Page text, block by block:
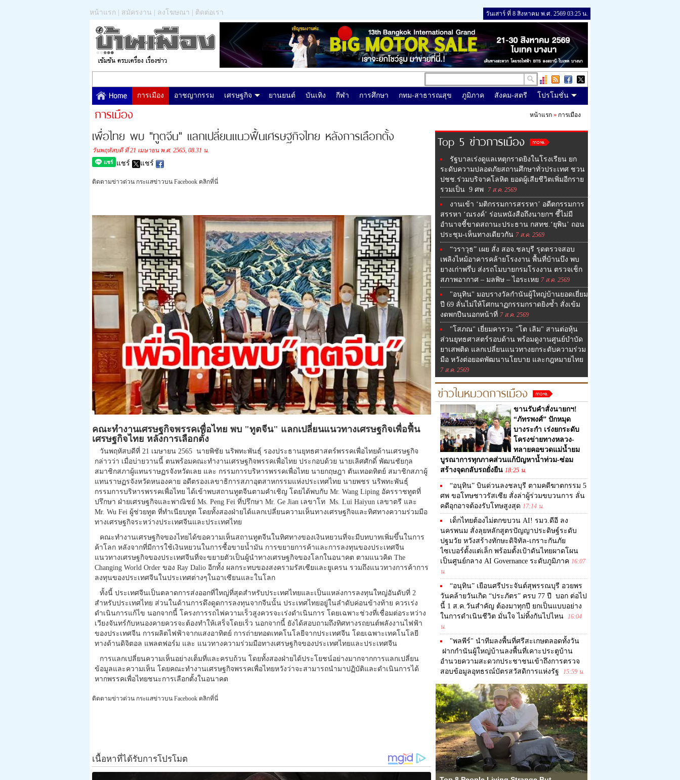
หน้าแรก สมัครงาน ลงโฆษณา ติดต่อเรา วันเสาร์ ที่ 8 สิงหาคม พ.ศ. 2569 03:25 น.
การเมือง อาชญากรรม เศรษฐกิจ ยานยนต์ บันเทิง กีฬา การศึกษา กทม-สาธารณสุข ภูมิภาค สังคม-สตรี โปรโมชั่น
การเมือง
เพื่อไทย พบ "ทูตจีน" แลกเปลี่ยนแนวฟื้นเศรษฐกิจไทย หลังการเลือกตั้ง
วันพฤหัสบดี ที่ 21 เมษายน พ.ศ. 2565, 08.31 น.
แชร์ แชร์
ติดตามข่าวด่วน กระแสข่าวบน Facebook คลิกที่นี่
คณะทำงานเศรษฐกิจพรรคเพื่อไทย พบ "ทูตจีน" แลกเปลี่ยนแนวทางเศรษฐกิจเพื่อฟื้น
เศรษฐกิจไทย หลังการเลือกตั้ง
วันพฤหัสบดีที่ 21 เมษายน 2565 นายพิชัย นริพทะพันธุ์ รองประธานยุทธศาสตร์พรรคเพื่อไทยด้านเศรษฐกิจ
กล่าวว่า เมื่อบ่ายวานนี้ ตนพร้อมคณะทำงานเศรษฐกิจพรรคเพื่อไทย ประกอบด้วย นายเลิศศักดิ์ พัฒนชัยกุล
สมาชิกสภาผู้แทนราษฏรจังหวัดเลย และ กรรมการบริหารพรรคเพื่อไทย นายกฤษฎา ตันเทอดทิตย์ สมาชิกสภาผู้
แทนราษฏรจังหวัดหนองคาย อดีตรองเลขาธิการสภาอุตสาหกรรมแห่งประเทศไทย นายพชร นริพทะพันธุ์
กรรมการบริหารพรรคเพื่อไทย ได้เข้าพบสถานทูตจีนตามคำเชิญ โดยได้พบกับ Mr. Wang Liping อัครราชทูตที่
ปรึกษา ฝ่ายเศรษฐกิจและพาณิชย์ Ms. Peng Fei ที่ปรึกษา Mr. Ge Jian เลขาโท Ms. Lui Haiyun เลขาตรี และ
Mr. Wu Fei ผู้ช่วยทูต ที่ทำเนียบทูต โดยทั้งสองฝ่ายได้แลกเปลี่ยนความเห็นทางเศรษฐกิจและทิศทางความร่วมมือ
ทางเศรษฐกิจระหว่างประเทศจีนและประเทศไทย
คณะทำงานเศรษฐกิจของไทยได้ขอความเห็นสถานทูตจีนในทิศทางของเงินหยวนที่จะมีบทบาทเพิ่มขึ้นในการ
ค้าโลก หลังจากที่มีการใช้เงินหยวนในการซื้อขายน้ำมัน การขยายการค้าและการลงทุนของประเทศจีน
แนวทางเศรษฐกิจของประเทศจีนที่จะขยายตัวเป็นผู้นำทางเศรษฐกิจของโลกในอนาคต ตามแนวคิด The
Changing World Order ของ Ray Dalio อีกทั้ง ผลกระทบของสงครามรัสเซียและยูเครน รวมถึงแนวทางการค้าการ
ลงทุนของประเทศจีนในประเทศต่างๆในอาเซียนและในโลก
ทั้งนี้ ประเทศจีนเป็นตลาดการส่งออกที่ใหญ่ที่สุดสำหรับประเทศไทยและเป็นแหล่งการลงทุนใหญ่อันดับที่ 2
สำหรับประเทศไทย ส่วนในด้านการดึงดูดการลงทุนจากจีนนั้น ประเทศไทยอยู่ในลำดับค่อนข้างท้าย ควรเร่ง
ดำเนินการแก้ไข นอกจากนี้ โครงการรถไฟความเร็วสูงควรจะเร่งดำเนินการ โดยเฉพาะช่วงที่เชื่อมต่อระหว่าง
เวียงจันทร์กับหนองคายควรจะต้องทำให้เสร็จโดยเร็ว นอกจากนี้ ยังได้สอบถามถึงทิศทางรถยนต์พลังงานไฟฟ้า
ของประเทศจีน การผลิตไฟฟ้าจากแสงอาทิตย์ การถ่ายทอดเทคโนโลยีจากประเทศจีน โดยเฉพาะเทคโนโลยี
ทางด้านดิจิตอล แพลตฟอร์ม และ แนวทางความร่วมมือทางเศรษฐกิจของประเทศไทยและประเทศจีน
การแลกเปลี่ยนความเห็นอย่างเต็มที่และครบถ้วน โดยทั้งสองฝ่ายได้ประโยชน์อย่างมากจากการแลกเปลี่ยน
ข้อมูลและความเห็น โดยคณะทำงานเศรษฐกิจพรรคเพื่อไทยหวังว่าจะสามารถนำมาปฏิบัติและดำเนินการได้
หากพรรคเพื่อไทยชนะการเลือกตั้งในอนาคต
ติดตามข่าวด่วน กระแสข่าวบน Facebook คลิกที่นี่
หน้าแรก » การเมือง
Top 5 ข่าวการเมือง
รัฐบาลเร่งดูแลเหตุกราดยิงในโรงเรียน ยก
ระดับความปลอดภัยสถานศึกษาทั่วประเทศ ชวน
ปชช.ร่วมบริจาคโลหิต ยอดผู้เสียชีวิตเพิ่มอีกราย
รวมเป็น 9 ศพ
7 ส.ค. 2569
งานเข้า ‘มติกรรมการสรรหา’ อดีตกรรมการ
สรรหา ‘ณรงค์’ ร่อนหนังสือถึงนายกฯ ชี้ไม่มี
อำนาจชี้ขาดสถานะประธาน กสทช.‘ยุพิน’ ถอน
ประชุม-เห็นทางเดียวกัน 7 ส.ค. 2569
“วราวุธ” เผย สั่ง สอจ.ชลบุรี รุดตรวจสอบ
เพลิงไหม้อาคารคล้ายโรงงาน พื้นที่บ้านบึง พบ
ยางเก่าพรึ่บ ส่งรถโมบายกรมโรงงาน ตรวจเช็ก
สภาพอากาศ – มลพิษ – ไอระเหย 7 ส.ค. 2569
"อนุทิน" มอบรางวัลกำนันผู้ใหญ่บ้านยอดเยี่ยม
ปี 69 ลั่นไม่ให้โศกนาฏกรรมกราดยิงซ้ำ สั่งเข้ม
งดพกปืนนอกหน้าที่ 7 ส.ค. 2569
"โสภณ" เยี่ยมคารวะ "โต เลิม" สานต่อหุ้น
ส่วนยุทธศาสตร์รอบด้าน พร้อมดูงานศูนย์บำบัด
ยาเสพติด แลกเปลี่ยนแนวทางยกระดับความร่วม
มือ หวังต่อยอดพัฒนานโยบาย และกฎหมายไทย
7 ส.ค. 2569
ข่าวในหมวดการเมือง
ขานรับคำสั่งนายกฯ!
“ภัทรพงศ์” ปักหมุด
บางระกำ เร่งยกระดับ
โครงข่ายทางหลวง-
ทลายคอขวดแม่น้ำยม
บูรณาการทุกภาคส่วนแก้ปัญหาน้ำท่วม-ซ่อม
สร้างจุดกลับรถยั่งยืน 18:25 น.
“อนุทิน” บินด่วนลงชลบุรี ตามคดีฆาตกรรม 5
ศพ ขอโทษชาวรัสเซีย สั่งล่าผู้ร่วมขบวนการ ลั่น
คดีอุกอาจต้องรับโทษสูงสุด 17:14 น.
เด็กไทยต้องไม่ตกขบวน AI! รมว.ดีอี ลง
นครพนม สั่งลุยหลักสูตรปัญญาประดิษฐ์ระดับ
ปฐมวัย หวังสร้างทักษะดิจิทัล-เกราะกันภัย
ไซเบอร์ตั้งแต่เล็ก พร้อมตั้งเป้าดันไทยผาดโผน
เป็นศูนย์กลาง AI Governance ระดับภูมิภาค 16:07
น.
“อนุทิน” เยือนศรีประจันต์สุพรรณบุรี อวยพร
วันคล้ายวันเกิด “ประภัตร” ครบ 77 ปี บอก ต่อไป
นี้ 1 ส.ค.วันสำคัญ ต้องมาทุกปี ยกเป็นแบบอย่าง
ในการดำเนินชีวิต มั่นใจ ไม่ทิ้งกันไปไหน 16:04
น.
"พลพีร์" นำทีมลงพื้นที่ศรีสะเกษตลอดทั้งวัน
ฝากกำนันผู้ใหญ่บ้านลงพื้นที่เคาะประตูบ้าน
อำนวยความสะดวกประชาชนเข้าถึงการตรวจ
สอบข้อมูลอุทธรณ์บัตรสวัสดิการแห่งรัฐ
15:59 น.